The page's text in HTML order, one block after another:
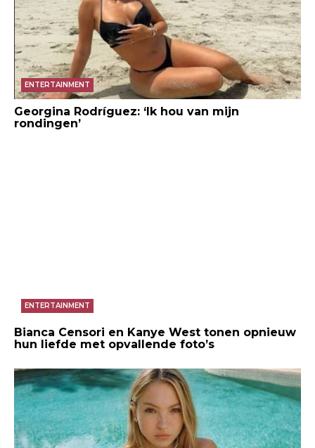
ENTERTAINMENT
Georgina Rodríguez: ‘Ik hou van mijn
rondingen’
ENTERTAINMENT
Bianca Censori en Kanye West tonen opnieuw
hun liefde met opvallende foto’s